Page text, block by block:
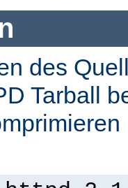
des
Tarball